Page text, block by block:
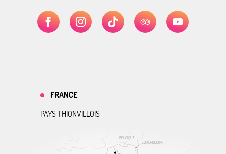
BELGIQUE
LUXEMBOURG
FRANCE
PAYS THIONVILLOIS